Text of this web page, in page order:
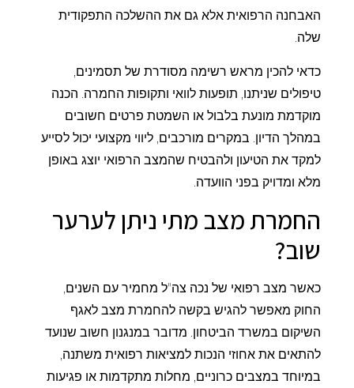
האבחנה הרפואית אלא גם את ההשלכה התפקודית
שלה.
כדאי להכין מראש רשימה מסודרת של תסמינים,
טיפולים שניתנו, תופעות לוואי ותקופות החמרה. הכנה
מוקדמת מונעת בלבול או השמטת פרטים חשובים
במהלך הדיון. במקרים מורכבים, ליווי מקצועי יכול לסייע
למקד את הטיעון ולהבטיח שהמצב הרפואי יוצג באופן
מלא ומדויק בפני הוועדה.
החמרת מצב מתי ניתן לערער
שוב?
כאשר מצב רפואי של נכה צה"ל מחמיר עם השנים,
החוק מאפשר להגיש בקשה להחמרת מצב לאגף
השיקום במשרד הביטחון. מדובר במנגנון חשוב שנועד
להתאים את אחוזי הנכות למציאות רפואית משתנה,
במיוחד במצבים כרוניים, מחלות מתקדמות או פגיעות